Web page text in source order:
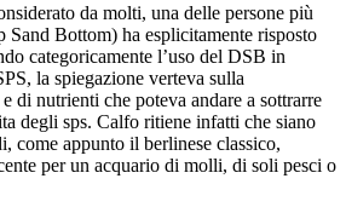
da molti, una delle persone più
Sand Bottom) ha esplicitamente risposto
categoricamente l’uso del DSB in
la spiegazione verteva sulla
di nutrienti che poteva andare a sottrarre
degli sps. Calfo ritiene infatti che siano
come appunto il berlinese classico,
per un acquario di molli, di soli pesci o